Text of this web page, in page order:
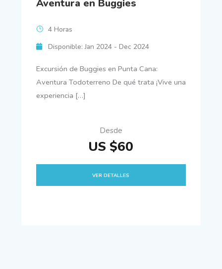
Aventura en Buggies
4 Horas
Disponible: Jan 2024 - Dec 2024
Excursión de Buggies en Punta Cana:
Aventura Todoterreno De qué trata ¡Vive una
experiencia […]
Desde
US $60
VER DETALLES